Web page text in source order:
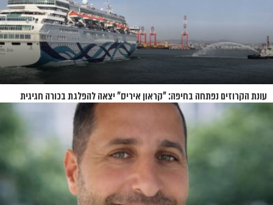
עונת הקרוזים נפתחה בחיפה: "קראון איריס" יצאה להפלגת בכורה חגיגית